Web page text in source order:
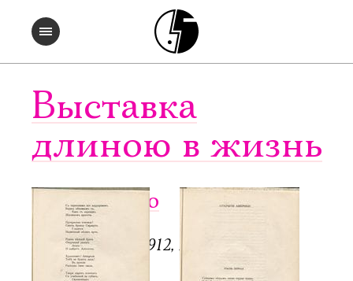
Выставка
длиною в жизнь
Чужое небо
СПб.: Аполлон, 1912, 128 с.